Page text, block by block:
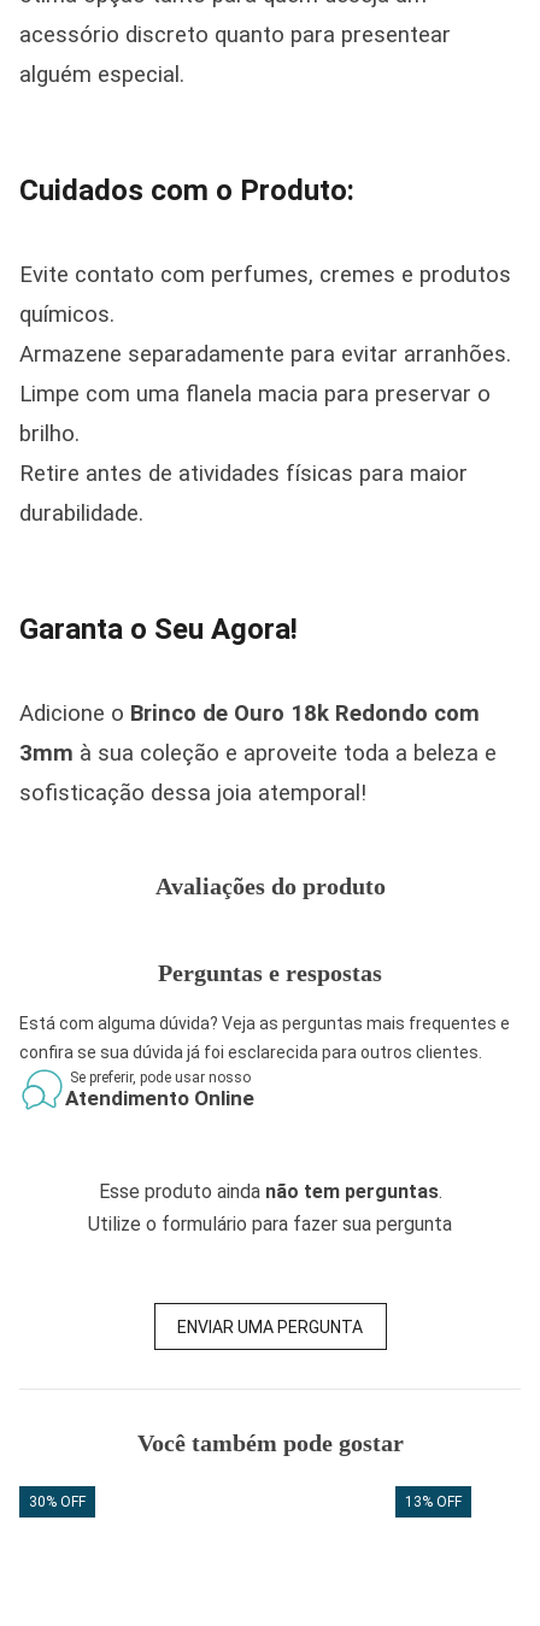
acessório discreto quanto para presentear
alguém especial.
Cuidados com o Produto:
Evite contato com perfumes, cremes e produtos
químicos.
Armazene separadamente para evitar arranhões.
Limpe com uma flanela macia para preservar o
brilho.
Retire antes de atividades físicas para maior
durabilidade.
Garanta o Seu Agora!
Adicione o Brinco de Ouro 18k Redondo com
3mm à sua coleção e aproveite toda a beleza e
sofisticação dessa joia atemporal!
Avaliações do produto
Perguntas e respostas
Está com alguma dúvida? Veja as perguntas mais frequentes e
confira se sua dúvida já foi esclarecida para outros clientes.
Se preferir, pode usar nosso
Atendimento Online
Esse produto ainda não tem perguntas.
Utilize o formulário para fazer sua pergunta
ENVIAR UMA PERGUNTA
Você também pode gostar
30% OFF 13% OFF